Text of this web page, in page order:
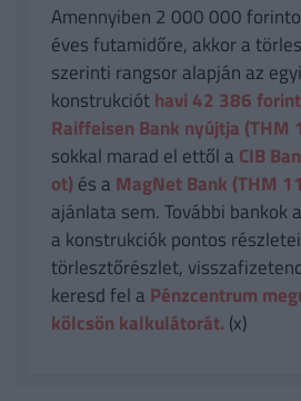
Amennyiben 2 000 000
éves futamidőre, akkor a
szerinti rangsor alapján az
konstrukcióthavi 42 386
Raiffeisen Bank nyújtja (THM
sokkal marad el ettől a CIB
ot)és a MagNet Bank (THM
ajánlata sem. További bankok
a konstrukciók pontos
törlesztőrészlet,
keresd fel a Pénzcentrum
kölcsön kalkulátorát. (x)